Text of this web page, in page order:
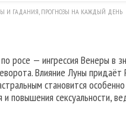
И ГАДАНИЯ, ПРОГНОЗЫ НА КАЖДЫЙ ДЕНЬ
росе — ингрессия Венеры в
Влияние Луны придаёт
становится
повышения сексуальности,